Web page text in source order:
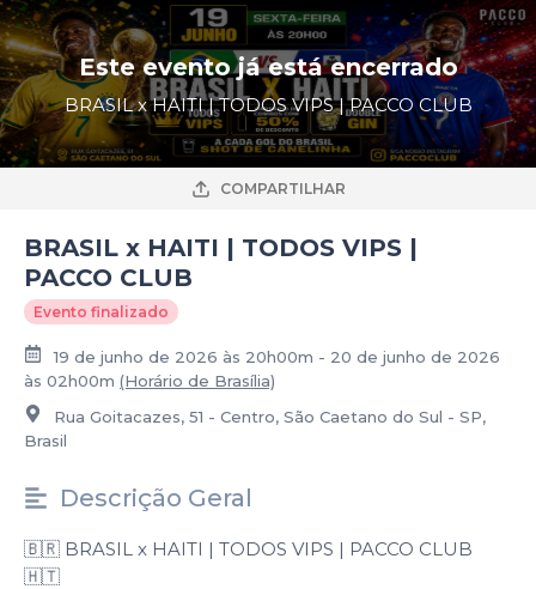
Este evento já está encerrado
BRASIL x HAITI | TODOS VIPS | PACCO CLUB
COMPARTILHAR
BRASIL x HAITI | TODOS VIPS |
PACCO CLUB
Evento finalizado
19 de junho de 2026 às 20h00m - 20 de junho de 2026
às 02h00m (Horário de Brasília)
Rua Goitacazes, 51 - Centro, São Caetano do Sul - SP,
Brasil
Descrição Geral
🇧🇷 BRASIL x HAITI | TODOS VIPS | PACCO CLUB
🇭🇹